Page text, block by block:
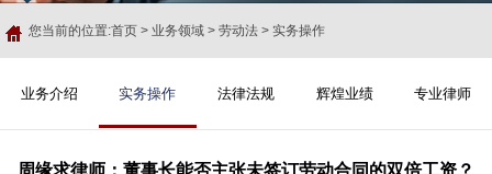
您当前的位置:首页 > 业务领域 > 劳动法 > 实务操作
业务介绍 实务操作 法律法规 辉煌业绩 专业律师